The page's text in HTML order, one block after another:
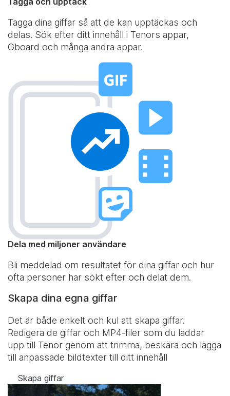
Tagga dina giffar så att de kan upptäckas och
delas. Sök efter ditt innehåll i Tenors appar,
Gboard och många andra appar.
Dela med miljoner användare
Bli meddelad om resultatet för dina giffar och hur
ofta personer har sökt efter och delat dem.
Skapa dina egna giffar
Det är både enkelt och kul att skapa giffar.
Redigera de giffar och MP4-filer som du laddar
upp till Tenor genom att trimma, beskära och lägga
till anpassade bildtexter till ditt innehåll
Skapa giffar